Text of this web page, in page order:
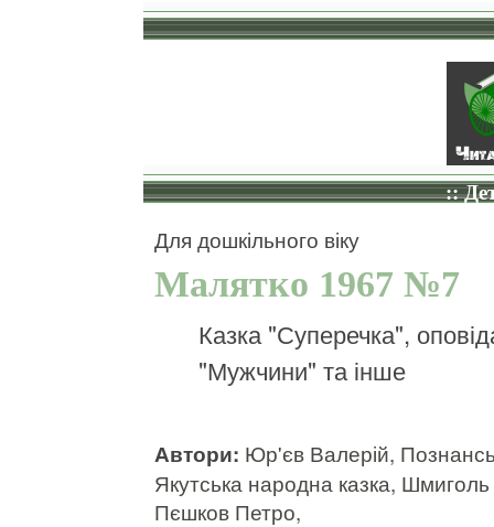
::
Для дошкільного віку
Малятко 1967 №7
Казка "Суперечка",
"Мужчини" та інше
Автори: Юр'єв Валерій,
Якутська народна казка, Шмиголь
Пєшков Петро,